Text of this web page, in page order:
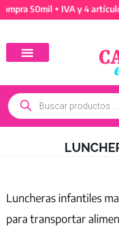
50mil + IVA y 4 artículos
Luncheras infantiles
para transportar